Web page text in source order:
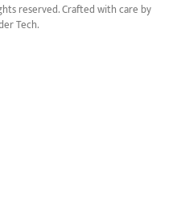
reserved. Crafted with care by
Tech.